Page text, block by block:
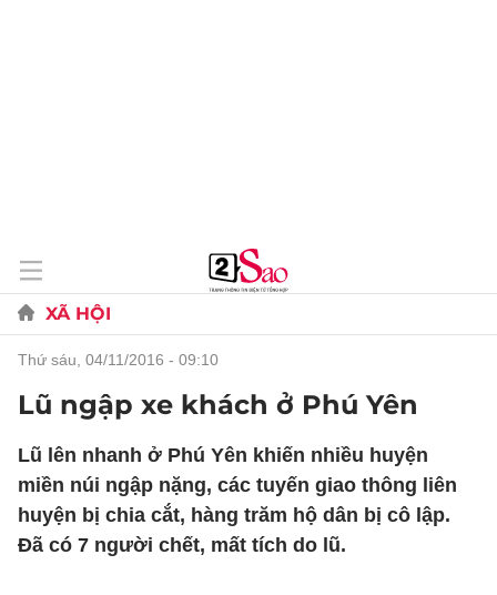
XÃ HỘI
thứ sáu, 04/11/2016 - 09:10
Lũ ngập xe khách ở Phú Yên
Lũ lên nhanh ở Phú Yên khiến nhiều huyện
miền núi ngập nặng, các tuyến giao thông liên
huyện bị chia cắt, hàng trăm hộ dân bị cô lập.
Đã có 7 người chết, mất tích do lũ.